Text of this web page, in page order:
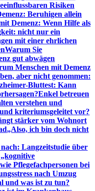
Risiken
Beruhigen allein
Demenz: Wenn Hilfe als
nicht nur ein
mit einer ehrlichen
Warum Sie
gut abwägen
Menschen mit Demenz
aber nicht genommen:
Bluttest: Kann
Enkel betreuen
verstehen und
kriteriumsgeleitet vor?
stärker vom Wohnort
„Also, ich bin doch nicht
Langzeitstudie über
Pflegefachpersonen bei
nach Umzug
und was ist zu tun?